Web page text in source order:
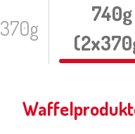
370g
740g